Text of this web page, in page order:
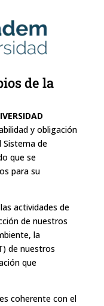
de la
y obligación
Sistema de
que se
para su
actividades de
de nuestros
la
de nuestros
que
coherente con el